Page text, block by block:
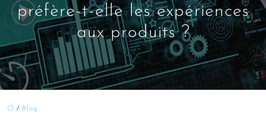
préfère-t-elle les expériences
aux produits ?
/
Blog